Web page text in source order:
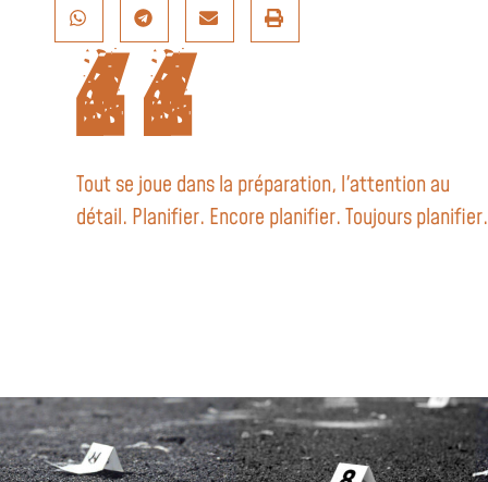
Tout se joue dans la préparation, l'attention au
détail. Planifier. Encore planifier. Toujours planifier.